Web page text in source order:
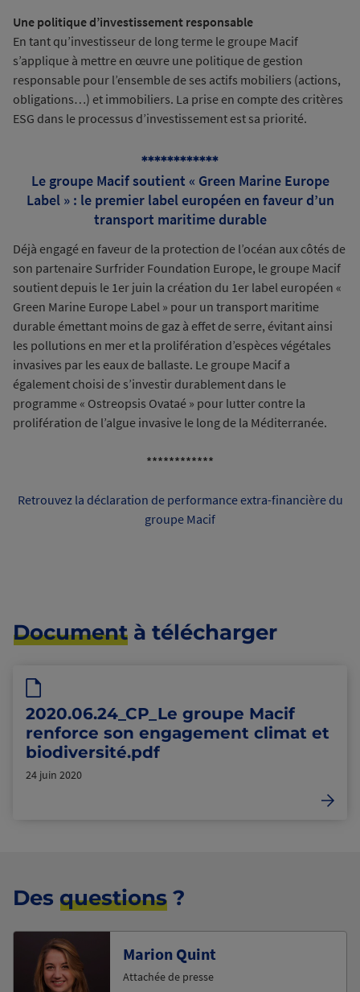
Document à télécharger
2020.06.24_CP_Le groupe Macif
renforce son engagement climat et
biodiversité.pdf
24 juin 2020
Des questions ?
Marion Quint
Attachée de presse
Une politique d’investissement responsable
En tant qu’investisseur de long terme le groupe Macif
s’applique à mettre en œuvre une politique de gestion
responsable pour l’ensemble de ses actifs mobiliers (actions,
obligations…) et immobiliers. La prise en compte des critères
ESG dans le processus d’investissement est sa priorité.
************
Le groupe Macif soutient « Green Marine Europe
Label » : le premier label européen en faveur d’un
transport maritime durable
Déjà engagé en faveur de la protection de l’océan aux côtés de
son partenaire Surfrider Foundation Europe, le groupe Macif
soutient depuis le 1er juin la création du 1er label européen «
Green Marine Europe Label » pour un transport maritime
durable émettant moins de gaz à effet de serre, évitant ainsi
les pollutions en mer et la prolifération d’espèces végétales
invasives par les eaux de ballaste. Le groupe Macif a
également choisi de s’investir durablement dans le
programme « Ostreopsis Ovataé » pour lutter contre la
prolifération de l’algue invasive le long de la Méditerranée.
************
Retrouvez la déclaration de performance extra-financière du
groupe Macif